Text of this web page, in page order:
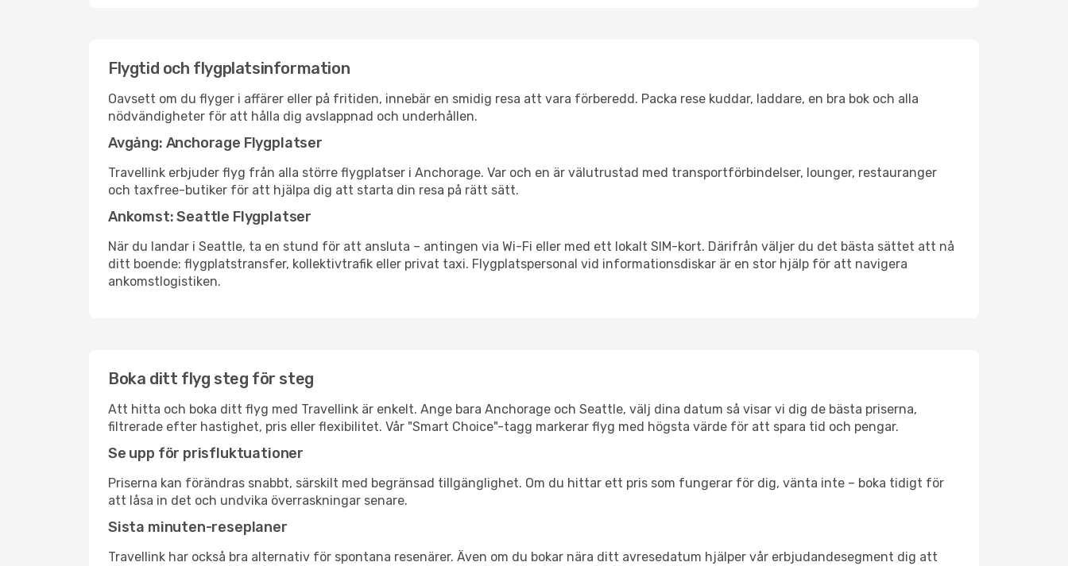
Flygtid och flygplatsinformation
Oavsett om du flyger i affärer eller på fritiden, innebär en smidig resa att vara förberedd. Packa rese kuddar, laddare, en bra bok och alla
nödvändigheter för att hålla dig avslappnad och underhållen.
Avgång: Anchorage Flygplatser
Travellink erbjuder flyg från alla större flygplatser i Anchorage. Var och en är välutrustad med transportförbindelser, lounger, restauranger
och taxfree-butiker för att hjälpa dig att starta din resa på rätt sätt.
Ankomst: Seattle Flygplatser
När du landar i Seattle, ta en stund för att ansluta – antingen via Wi-Fi eller med ett lokalt SIM-kort. Därifrån väljer du det bästa sättet att nå
ditt boende: flygplatstransfer, kollektivtrafik eller privat taxi. Flygplatspersonal vid informationsdiskar är en stor hjälp för att navigera
ankomstlogistiken.
Boka ditt flyg steg för steg
Att hitta och boka ditt flyg med Travellink är enkelt. Ange bara Anchorage och Seattle, välj dina datum så visar vi dig de bästa priserna,
filtrerade efter hastighet, pris eller flexibilitet. Vår "Smart Choice"-tagg markerar flyg med högsta värde för att spara tid och pengar.
Se upp för prisfluktuationer
Priserna kan förändras snabbt, särskilt med begränsad tillgänglighet. Om du hittar ett pris som fungerar för dig, vänta inte – boka tidigt för
att låsa in det och undvika överraskningar senare.
Sista minuten-reseplaner
Travellink har också bra alternativ för spontana resenärer. Även om du bokar nära ditt avresedatum hjälper vår erbjudandesegment dig att